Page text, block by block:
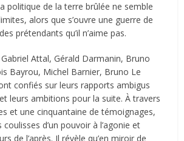
politique de la terre brûlée ne semble
alors que s’ouvre une guerre de
prétendants qu’il n’aime pas.
Attal, Gérald Darmanin, Bruno
Bayrou, Michel Barnier, Bruno Le
confiés sur leurs rapports ambigus
leurs ambitions pour la suite. À travers
et une cinquantaine de témoignages,
d’un pouvoir à l’agonie et
de l’après. Il révèle qu’en miroir de